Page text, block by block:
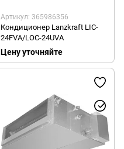
Артикул: 365986356
Кондиционер Lanzkraft LIC-
24FVA/LOC-24UVA
Цену уточняйте